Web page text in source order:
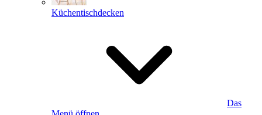
Küchentischdecken
Das